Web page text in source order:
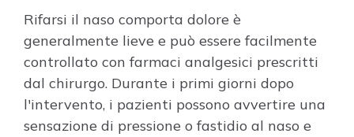
Rifarsi il naso comporta dolore è
generalmente lieve e può essere facilmente
controllato con farmaci analgesici prescritti
dal chirurgo. Durante i primi giorni dopo
l'intervento, i pazienti possono avvertire una
sensazione di pressione o fastidio al naso e